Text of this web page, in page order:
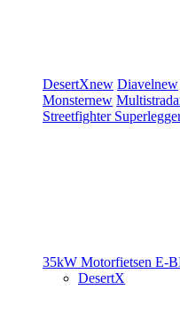
DesertXnew Diavelnew
Monsternew Multistrada
Streetfighter
35kW Motorfietsen E-
DesertX